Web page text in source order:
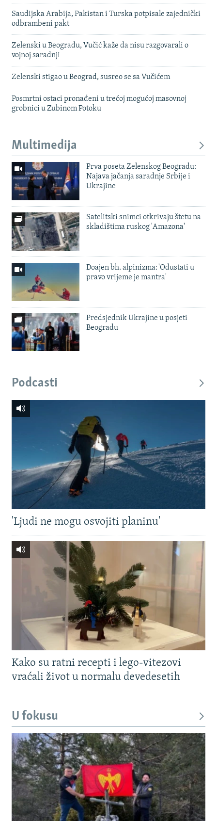
Saudijska Arabija, Pakistan i Turska potpisale zajednički
odbrambeni pakt
Zelenski u Beogradu, Vučić kaže da nisu razgovarali o
vojnoj saradnji
Zelenski stigao u Beograd, susreo se sa Vučićem
Posmrtni ostaci pronađeni u trećoj mogućoj masovnoj
grobnici u Zubinom Potoku
Multimedija
Prva poseta Zelenskog Beogradu:
Najava jačanja saradnje Srbije i
Ukrajine
Satelitski snimci otkrivaju štetu na
skladištima ruskog 'Amazona'
Doajen bh. alpinizma: 'Odustati u
pravo vrijeme je mantra'
Predsjednik Ukrajine u posjeti
Beogradu
Podcasti
'Ljudi ne mogu osvojiti planinu'
Kako su ratni recepti i lego-vitezovi
vraćali život u normalu devedesetih
U fokusu